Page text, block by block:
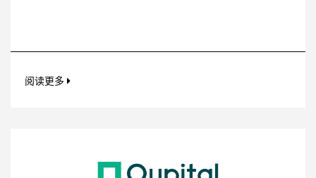
阅读更多